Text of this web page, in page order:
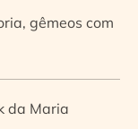
gêmeos com
da Maria